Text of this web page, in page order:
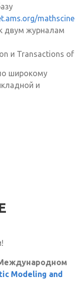
двум журналам
и Transactions
широкому
и
Modeling and